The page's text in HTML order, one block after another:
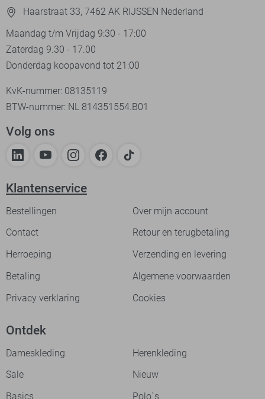
Haarstraat 33, 7462 AK RIJSSEN Nederland
Maandag t/m Vrijdag 9:30 - 17:00
Zaterdag 9.30 - 17.00
Donderdag koopavond tot 21:00
KvK-nummer: 08135119
BTW-nummer: NL 814351554.B01
Volg ons
Klantenservice
Bestellingen
Over mijn account
Contact
Retour en terugbetaling
Herroeping
Verzending en levering
Betaling
Algemene voorwaarden
Privacy verklaring
Cookies
Ontdek
Dameskleding
Herenkleding
Sale
Nieuw
Basics
Polo`s